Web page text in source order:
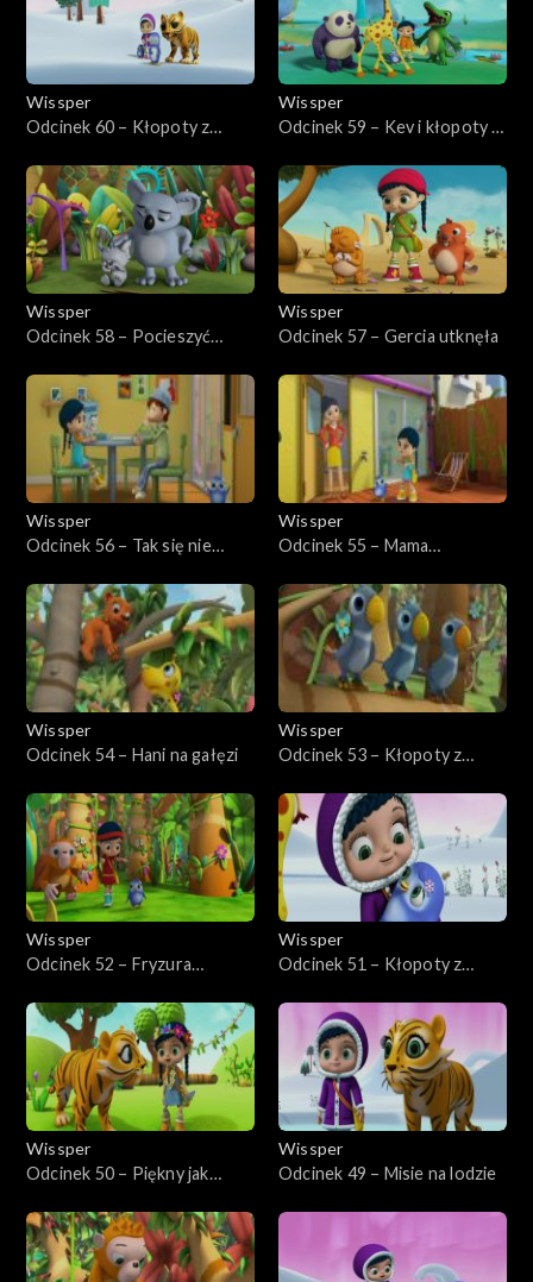
Wissper
Odcinek 60 – Kłopoty z
Wissper
Odcinek 59 – Kev i kłopoty z
Wissper
Odcinek 58 – Pocieszyć
Wissper
Odcinek 57 – Gercia utknęła
Wissper
Odcinek 56 – Tak się nie
Wissper
Odcinek 55 – Mama
Wissper
Odcinek 54 – Hani na gałęzi
Wissper
Odcinek 53 – Kłopoty z
Wissper
Odcinek 52 – Fryzura
Wissper
Odcinek 51 – Kłopoty z
Wissper
Odcinek 50 – Piękny jak
Wissper
Odcinek 49 – Misie na lodzie